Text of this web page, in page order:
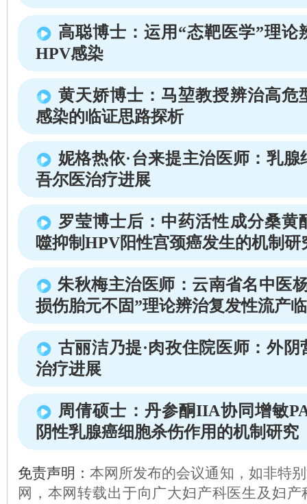
高聪博士：运用“态靶医学”理论
HPV感染
黄天娇博士：马堃教授辨治高危
感染的临证思路探析
妮格热依·台来提主治医师：乳
吾尔医治疗进展
罗莹博士后：中药活性成分桑黄
噬抑制HPV阳性宫颈癌发生的机制研
朱秋梅主治医师：云南省名中医
损伤胎元不固”理论辨治复发性流产
古丽洁乃提·肉孜住院医师：外
治疗进展
周倩硕士：丹参酮IIA协同增敏
阴性乳腺癌细胞杀伤作用的机制研究
免责声明：本网所发布的会议通知，如非特
网，本网转载出于向广大妇产科医生及妇